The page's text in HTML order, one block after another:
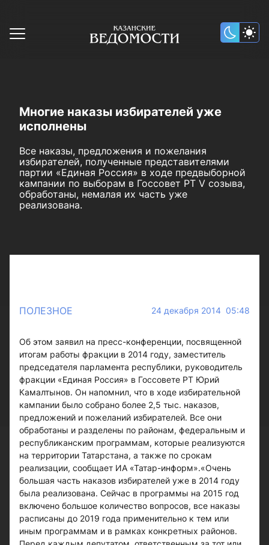
Многие наказы избирателей уже
исполнены
Все наказы, предложения и пожелания
избирателей, полученные представителями
партии «Единая Россия» в ходе предвыборной
кампании по выборам в Госсовет РТ V созыва,
обработаны, немалая их часть уже
реализована.
ПОЛЕЗНОЕ 24 декабря 2014 05:48
Об этом заявил на пресс-конференции, посвященной
итогам работы фракции в 2014 году, заместитель
председателя парламента республики, руководитель
фракции «Единая Россия» в Госсовете РТ Юрий
Камалтынов. Он напомнил, что в ходе избирательной
кампании было собрано более 2,5 тыс. наказов,
предложений и пожеланий избирателей. Все они
обработаны и разделены по районам, федеральным и
республиканским программам, которые реализуются
на территории Татарстана, а также по срокам
реализации, сообщает ИА «Татар-информ».«Очень
большая часть наказов избирателей уже в 2014 году
была реализована. Сейчас в программы на 2015 год
включено большое количество вопросов, все наказы
расписаны до 2019 года применительно к тем или
иным программам и в рамках конкретных районов.